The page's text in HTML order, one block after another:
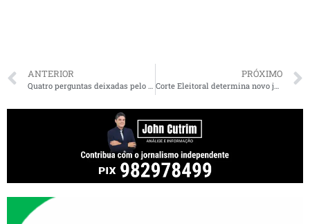
ANTERIOR PRÓXIMO